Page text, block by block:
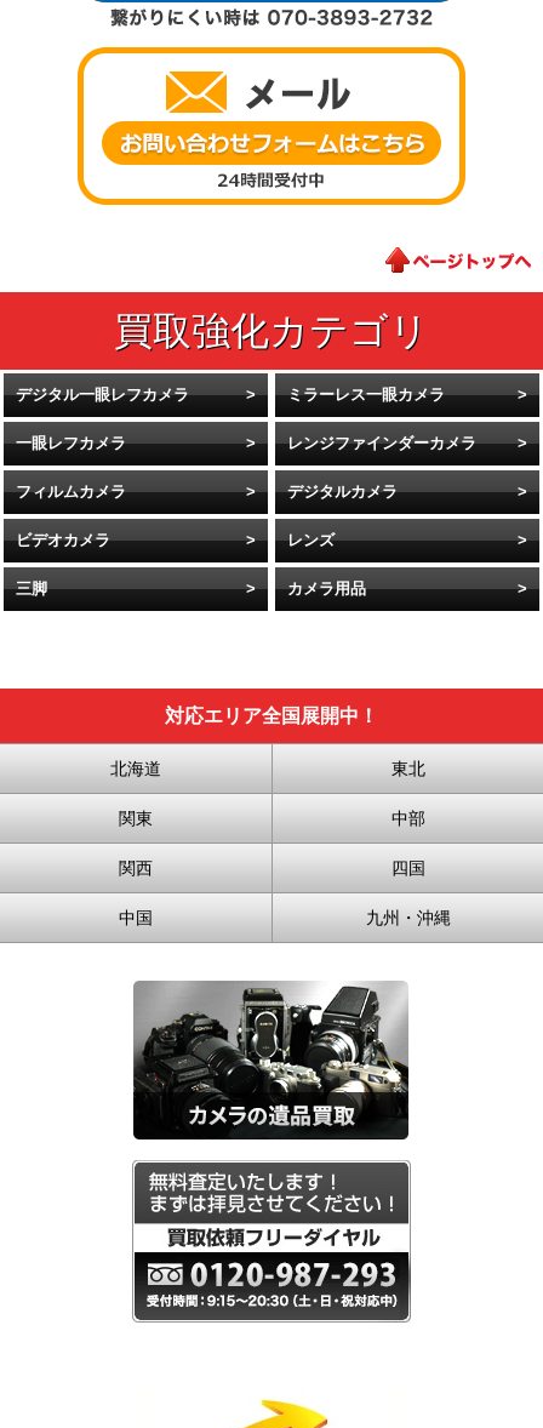
デジタル一眼レフカメラ ミラーレス一眼カメラ
一眼レフカメラ レンジファインダーカメラ
フィルムカメラ デジタルカメラ
ビデオカメラ レンズ
三脚 カメラ用品
対応エリア全国展開中！
北海道 東北
関東 中部
関西 四国
中国 九州・沖縄